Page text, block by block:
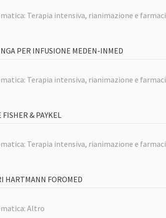
Terapia intensiva, rianimazione e farmaci
PER INFUSIONE MEDEN-INMED
Terapia intensiva, rianimazione e farmaci
& PAYKEL
Terapia intensiva, rianimazione e farmaci
HARTMANN FOROMED
Altro